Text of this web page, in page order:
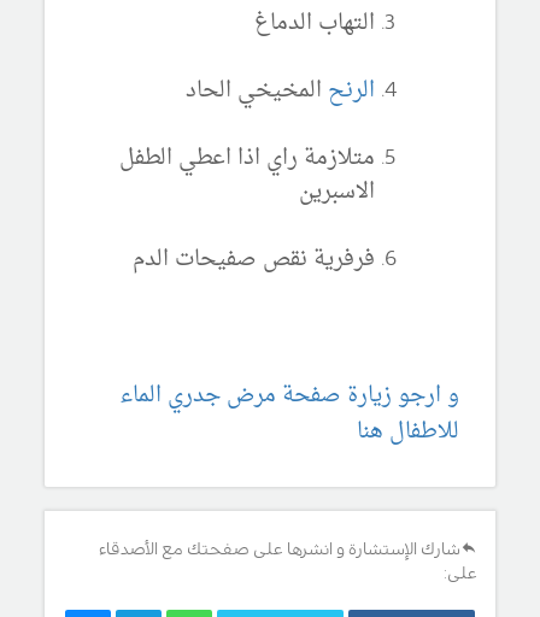
التهاب الدماغ
الرنح المخيخي الحاد
متلازمة راي اذا اعطي الطفل
الاسبرين
فرفرية نقص صفيحات الدم
و ارجو زيارة صفحة مرض جدري الماء
للاطفال هنا
شارك الإستشارة و انشرها على صفحتك مع الأصدقاء
على: